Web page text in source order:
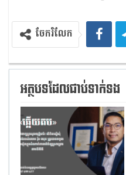
ចែករំលែក
អត្ថបទដែលជាប់ទាក់ទង